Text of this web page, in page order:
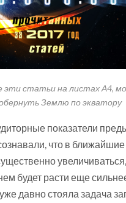
эти статьи на листах А4,
Землю по экватору
показатели
что в
будет расти еще
давно стояла задача